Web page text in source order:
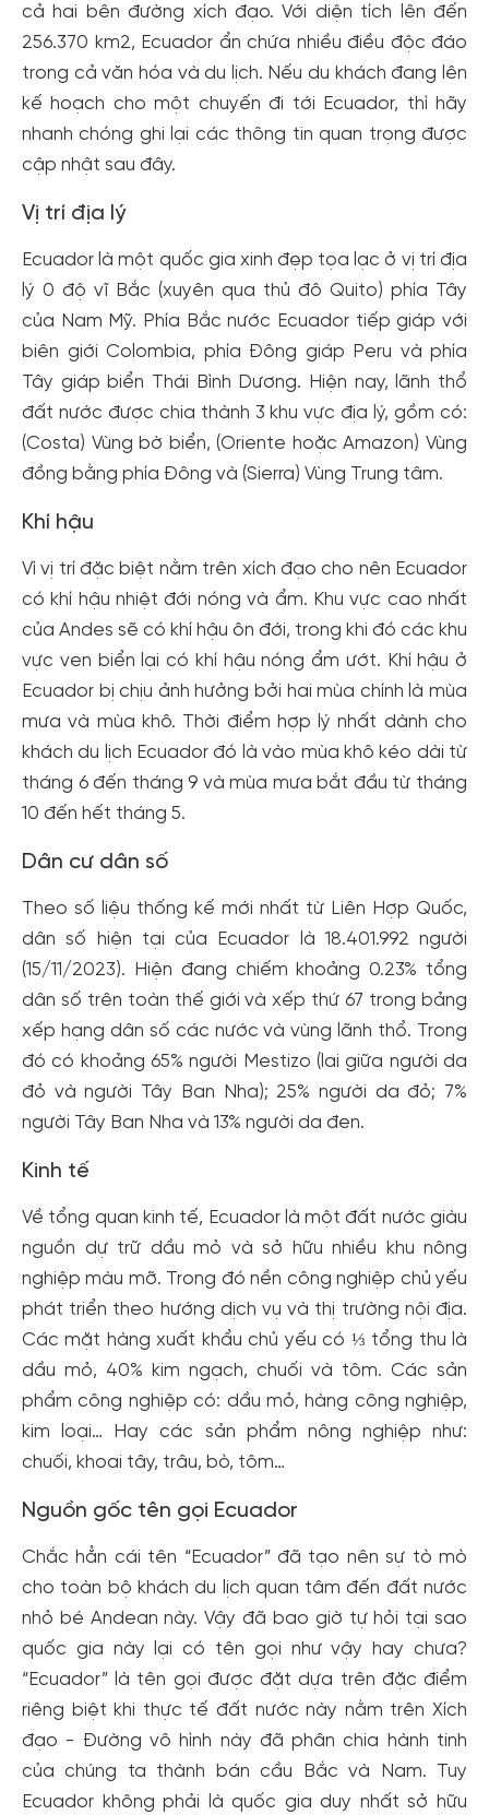
cả hai bên đường xích đạo. Với diện tích lên đến
256.370 km2, Ecuador ẩn chứa nhiều điều độc đáo
trong cả văn hóa và du lịch. Nếu du khách đang lên
kế hoạch cho một chuyến đi tới Ecuador, thì hãy
nhanh chóng ghi lại các thông tin quan trọng được
cập nhật sau đây.
Vị trí địa lý
Ecuador là một quốc gia xinh đẹp tọa lạc ở vị trí địa
lý 0 độ vĩ Bắc (xuyên qua thủ đô Quito) phía Tây
của Nam Mỹ. Phía Bắc nước Ecuador tiếp giáp với
biên giới Colombia, phía Đông giáp Peru và phía
Tây giáp biển Thái Bình Dương. Hiện nay, lãnh thổ
đất nước được chia thành 3 khu vực địa lý, gồm có:
(Costa) Vùng bờ biển, (Oriente hoặc Amazon) Vùng
đồng bằng phía Đông và (Sierra) Vùng Trung tâm.
Khí hậu
Vì vị trí đặc biệt nằm trên xích đạo cho nên Ecuador
có khí hậu nhiệt đới nóng và ẩm. Khu vực cao nhất
của Andes sẽ có khí hậu ôn đới, trong khi đó các khu
vực ven biển lại có khí hậu nóng ẩm ướt. Khí hậu ở
Ecuador bị chịu ảnh hưởng bởi hai mùa chính là mùa
mưa và mùa khô. Thời điểm hợp lý nhất dành cho
khách du lịch Ecuador đó là vào mùa khô kéo dài từ
tháng 6 đến tháng 9 và mùa mưa bắt đầu từ tháng
10 đến hết tháng 5.
Dân cư dân số
Theo số liệu thống kế mới nhất từ Liên Hợp Quốc,
dân số hiện tại của Ecuador là 18.401.992 người
(15/11/2023). Hiện đang chiếm khoảng 0.23% tổng
dân số trên toàn thế giới và xếp thứ 67 trong bảng
xếp hạng dân số các nước và vùng lãnh thổ. Trong
đó có khoảng 65% người Mestizo (lai giữa người da
đỏ và người Tây Ban Nha); 25% người da đỏ; 7%
người Tây Ban Nha và 13% người da đen.
Kinh tế
Về tổng quan kinh tế, Ecuador là một đất nước giàu
nguồn dự trữ dầu mỏ và sở hữu nhiều khu nông
nghiệp màu mỡ. Trong đó nền công nghiệp chủ yếu
phát triển theo hướng dịch vụ và thị trường nội địa.
Các mặt hàng xuất khẩu chủ yếu có ⅓ tổng thu là
dầu mỏ, 40% kim ngạch, chuối và tôm. Các sản
phẩm công nghiệp có: dầu mỏ, hàng công nghiệp,
kim loại… Hay các sản phẩm nông nghiệp như:
chuối, khoai tây, trâu, bò, tôm…
Nguồn gốc tên gọi Ecuador
Chắc hẳn cái tên “Ecuador” đã tạo nên sự tò mò
cho toàn bộ khách du lịch quan tâm đến đất nước
nhỏ bé Andean này. Vậy đã bao giờ tự hỏi tại sao
quốc gia này lại có tên gọi như vậy hay chưa?
“Ecuador” là tên gọi được đặt dựa trên đặc điểm
riêng biệt khi thực tế đất nước này nằm trên Xích
đạo - Đường vô hình này đã phân chia hành tinh
của chúng ta thành bán cầu Bắc và Nam. Tuy
Ecuador không phải là quốc gia duy nhất sở hữu